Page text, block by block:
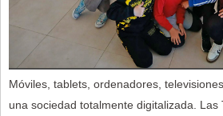
Móviles, tablets, ordenadores,
una sociedad totalmente digitalizada. Las